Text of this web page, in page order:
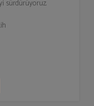
sürdürüyoruz.